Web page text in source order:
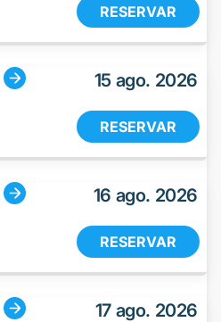
RESERVAR
15 ago. 2026
RESERVAR
16 ago. 2026
RESERVAR
17 ago. 2026